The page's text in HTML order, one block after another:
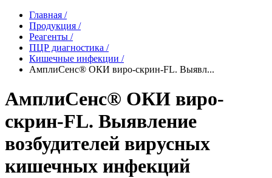
Главная /
Продукция /
Реагенты /
ПЦР диагностика /
Кишечные инфекции /
АмплиСенс® ОКИ виро-скрин-FL. Выявл...
АмплиСенс® ОКИ виро-
скрин-FL. Выявление
возбудителей вирусных
кишечных инфекций